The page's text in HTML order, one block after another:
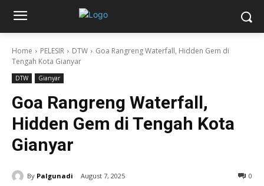
Home PELESIR DTW
Goa Rangreng Waterfall, Hidden Gem di
Tengah Kota Gianyar
DTW Gianyar
Goa Rangreng Waterfall,
Hidden Gem di Tengah Kota
Gianyar
By Palgunadi August 7, 2025 0